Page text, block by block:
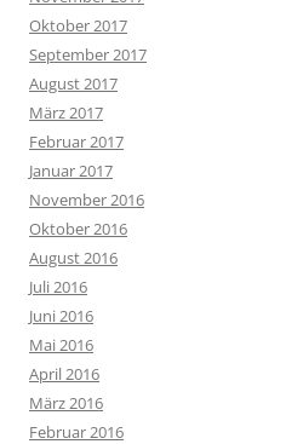
Oktober 2017
September 2017
August 2017
März 2017
Februar 2017
Januar 2017
November 2016
Oktober 2016
August 2016
Juli 2016
Juni 2016
Mai 2016
April 2016
März 2016
Februar 2016